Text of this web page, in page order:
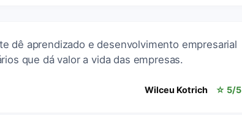
dê aprendizado e desenvolvimento empresarial
que dá valor a vida das empresas.
Wilceu Kotrich ☆ 5/5